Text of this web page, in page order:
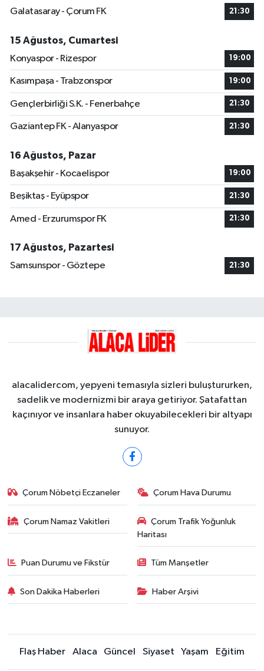
Galatasaray - Çorum FK
21:30
15 Ağustos, Cumartesi
Konyaspor - Rizespor
19:00
Kasımpaşa - Trabzonspor 19:00
Gençlerbirliği S.K. - Fenerbahçe 21:30
Gaziantep FK - Alanyaspor 21:30
16 Ağustos, Pazar
Başakşehir - Kocaelispor
19:00
Beşiktaş - Eyüpspor 21:30
Amed - Erzurumspor FK 21:30
17 Ağustos, Pazartesi
Samsunspor - Göztepe
21:30
alacalidercom, yepyeni temasıyla sizleri buluştururken,
sadelik ve modernizmi bir araya getiriyor. Şatafattan
kaçınıyor ve insanlara haber okuyabilecekleri bir altyapı
sunuyor.
Çorum Nöbetçi Eczaneler Çorum Hava Durumu
Çorum Namaz Vakitleri
Çorum Trafik Yoğunluk
Haritası
Puan Durumu ve Fikstür Tüm Manşetler
Son Dakika Haberleri Haber Arşivi
Flaş Haber Alaca Güncel Siyaset Yaşam Eğitim